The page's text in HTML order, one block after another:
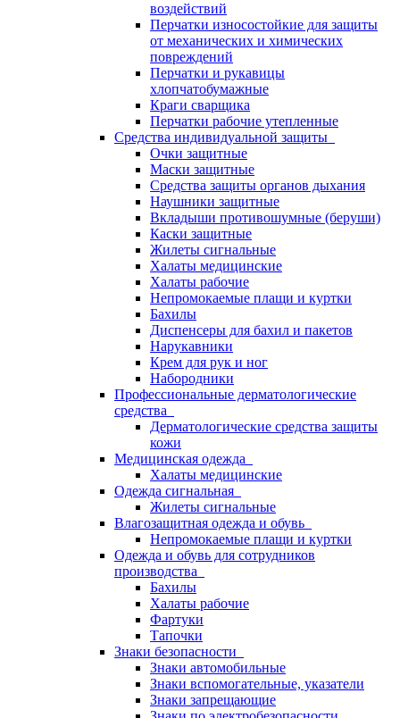
воздействий
Перчатки износостойкие для защиты
от механических и химических
повреждений
Перчатки и рукавицы
хлопчатобумажные
Краги сварщика
Перчатки рабочие утепленные
Средства индивидуальной защиты
Очки защитные
Маски защитные
Средства защиты органов дыхания
Наушники защитные
Вкладыши противошумные (беруши)
Каски защитные
Жилеты сигнальные
Халаты медицинские
Халаты рабочие
Непромокаемые плащи и куртки
Бахилы
Диспенсеры для бахил и пакетов
Нарукавники
Крем для рук и ног
Набородники
Профессиональные дерматологические
средства
Дерматологические средства защиты
кожи
Медицинская одежда
Халаты медицинские
Одежда сигнальная
Жилеты сигнальные
Влагозащитная одежда и обувь
Непромокаемые плащи и куртки
Одежда и обувь для сотрудников
производства
Бахилы
Халаты рабочие
Фартуки
Тапочки
Знаки безопасности
Знаки автомобильные
Знаки вспомогательные, указатели
Знаки запрещающие